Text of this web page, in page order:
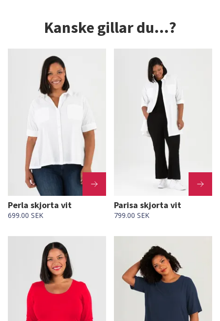
Kanske gillar du...?
Perla skjorta vit
699.00 SEK
Parisa skjorta vit
799.00 SEK